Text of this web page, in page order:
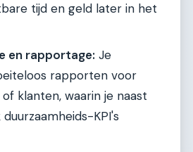
tijd en geld later in het
en rapportage: Je
rapporten voor
klanten, waarin je naast
KPI's